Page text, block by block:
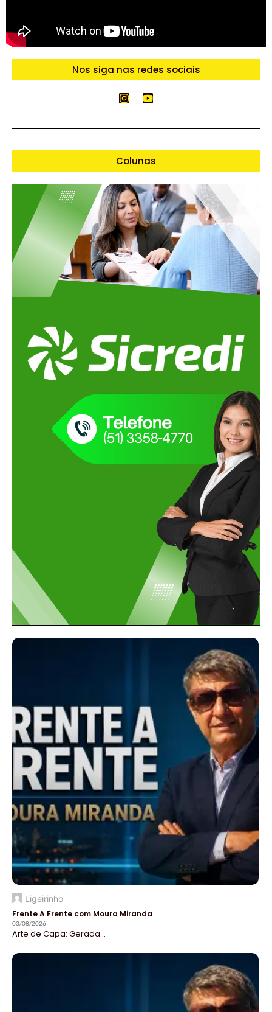
Nos siga nas redes sociais
Colunas
Ligeirinho
Frente A Frente com Moura Miranda
03/08/2026
Arte de Capa: Gerada...